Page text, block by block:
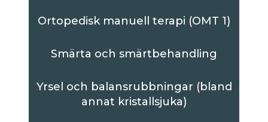
Ortopedisk manuell terapi (OMT 1)
Smärta och smärtbehandling
Yrsel och balansrubbningar (bland
annat kristallsjuka)